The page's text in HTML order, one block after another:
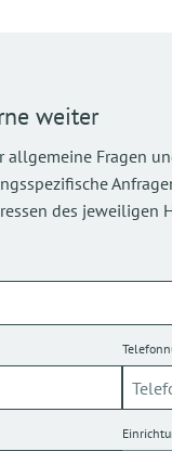
weiter
allgemeine Fragen
des jeweiligen